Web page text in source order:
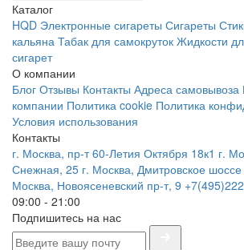
Каталог
HQD Электронные сигареты Сигареты
кальяна Табак для самокруток Жидкости
сигарет
О компании
Блог Отзывы Контакты Адреса самовывоза
компании Политика cookie Политика
Условия использования
Контакты
г. Москва, пр-т 60-Летия Октября 18к1 г.
Снежная, 25 г. Москва, Дмитровское
Москва, Новоясеневский пр-т, 9
09:00 - 21:00
Подпишитесь на нас